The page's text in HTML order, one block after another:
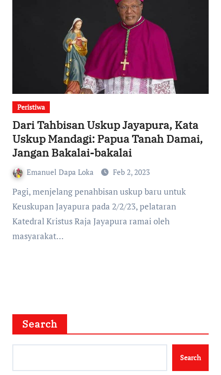
Peristiwa
Dari Tahbisan Uskup Jayapura, Kata
Uskup Mandagi: Papua Tanah Damai,
Jangan Bakalai-bakalai
Emanuel Dapa Loka Feb 2, 2023
Pagi, menjelang penahbisan uskup baru untuk
Keuskupan Jayapura pada 2/2/23, pelataran
Katedral Kristus Raja Jayapura ramai oleh
masyarakat…
Search
Search